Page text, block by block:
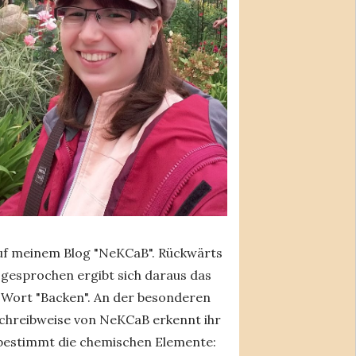
meinem Blog "NeKCaB". Rückwärts
gesprochen ergibt sich daraus das
Wort "Backen". An der besonderen
von NeKCaB erkennt ihr
die chemischen Elemente: